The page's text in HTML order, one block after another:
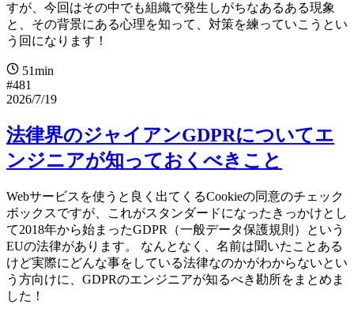
すが、今回はその中でも組織で発生しがちなあるある現象
と、その背景にある心理を知って、対策を練っていこうとい
う回になります！
51min
#481
2026/7/19
法律界のジャイアンGDPRについてエ
ンジニアが知っておくべきこと
Webサービスを使うと良く出てくるCookieの同意のチェック
ボックスですが、これがスタンダードになったきっかけとし
て2018年から始まったGDPR（一般データ保護規則）という
EUの法律があります。 なんとなく、名前は聞いたことある
けど実際にどんな事をしている法律なのかがわからないとい
う方向けに、GDPRのエンジニアが知るべき勘所をまとめま
した！